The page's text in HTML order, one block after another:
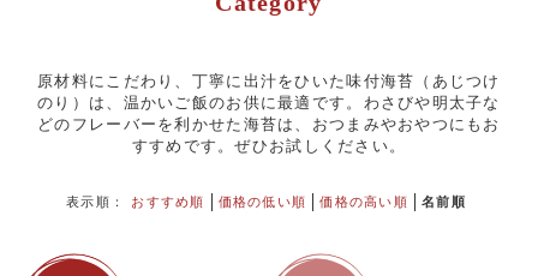
原材料にこだわり、丁寧に出汁をひいた味付海苔（あじつけ
のり）は、温かいご飯のお供に最適です。わさびや明太子な
どのフレーバーを利かせた海苔は、おつまみやおやつにもお
すすめです。ぜひお試しください。
表示順： おすすめ順 価格の低い順 価格の高い順 名前順